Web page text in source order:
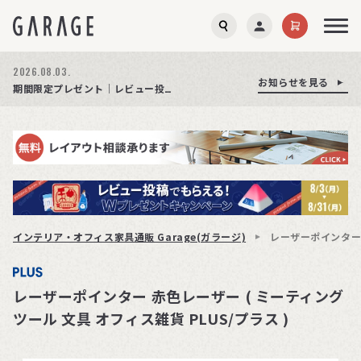
2026.08.03.
期間限定プレゼント│レビュー投稿をお待ちしております
お知らせを見る
商品ページ障害復旧のお知らせ お知らせを見る
サイト障害のお知らせ(商品ページが正常に表示されない事象発生) お知らせを見る
インテリア・オフィス家具通販 Garage(ガラージ) レーザーポインタ
レーザーポインター 赤色レーザー ( ミーティング
ツール 文具 オフィス雑貨 PLUS/プラス )